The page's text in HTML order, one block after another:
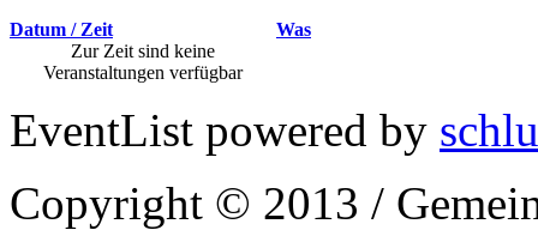
Datum / Zeit
Was
Zur Zeit sind keine
Veranstaltungen verfügbar
EventList powered by
Copyright © 2013 /